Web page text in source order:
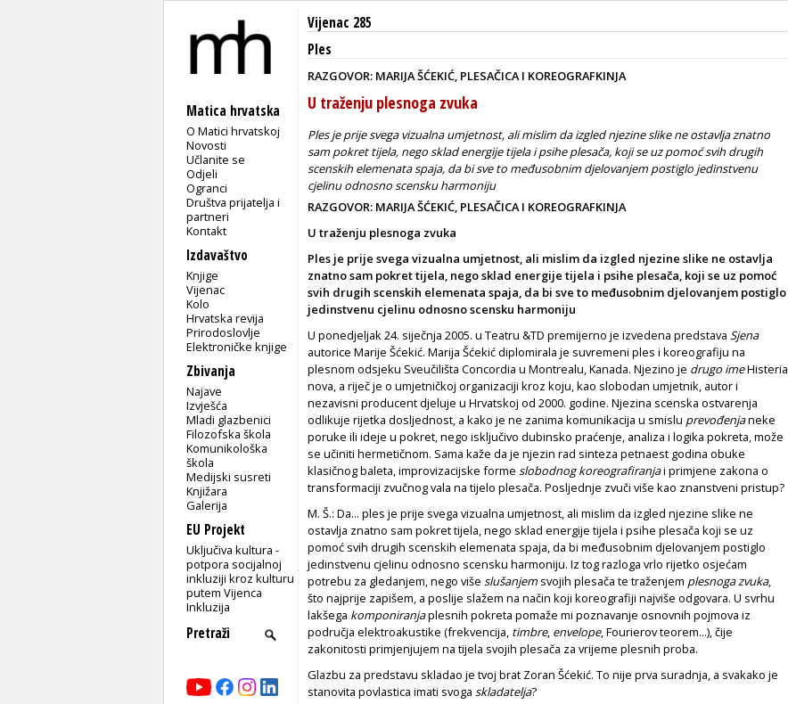
Matica hrvatska
O Matici hrvatskoj
Novosti
Učlanite se
Odjeli
Ogranci
Društva prijatelja i
partneri
Kontakt
Izdavaštvo
Knjige
Vijenac
Kolo
Hrvatska revija
Prirodoslovlje
Elektroničke knjige
Zbivanja
Najave
Izvješća
Mladi glazbenici
Filozofska škola
Komunikološka
škola
Medijski susreti
Knjižara
Galerija
EU Projekt
Uključiva kultura -
potpora socijalnoj
inkluziji kroz kulturu
putem Vijenca
Inkluzija
Vijenac 285
Ples
RAZGOVOR: MARIJA ŠĆEKIĆ, PLESAČICA I KOREOGRAFKINJA
U traženju plesnoga zvuka
Ples je prije svega vizualna umjetnost, ali mislim da izgled njezine slike ne ostavlja znatno
sam pokret tijela, nego sklad energije tijela i psihe plesača, koji se uz pomoć svih drugih
scenskih elemenata spaja, da bi sve to međusobnim djelovanjem postiglo jedinstvenu
cjelinu odnosno scensku harmoniju
RAZGOVOR: MARIJA ŠĆEKIĆ, PLESAČICA I KOREOGRAFKINJA
U traženju plesnoga zvuka
Ples je prije svega vizualna umjetnost, ali mislim da izgled njezine slike ne ostavlja
znatno sam pokret tijela, nego sklad energije tijela i psihe plesača, koji se uz pomoć
svih drugih scenskih elemenata spaja, da bi sve to međusobnim djelovanjem postiglo
jedinstvenu cjelinu odnosno scensku harmoniju
U ponedjeljak 24. siječnja 2005. u Teatru &TD premijerno je izvedena predstava Sjena
autorice Marije Šćekić. Marija Šćekić diplomirala je suvremeni ples i koreografiju na
plesnom odsjeku Sveučilišta Concordia u Montrealu, Kanada. Njezino je drugo imeHisteria
nova, a riječ je o umjetničkoj organizaciji kroz koju, kao slobodan umjetnik, autor i
nezavisni producent djeluje u Hrvatskoj od 2000. godine. Njezina scenska ostvarenja
odlikuje rijetka dosljednost, a kako je ne zanima komunikacija u smislu prevođenjaneke
poruke ili ideje u pokret, nego isključivo dubinsko praćenje, analiza i logika pokreta, može
se učiniti hermetičnom. Sama kaže da je njezin rad sinteza petnaest godina obuke
klasičnog baleta, improvizacijske forme slobodnog koreografiranjai primjene zakona o
transformaciji zvučnog vala na tijelo plesača. Posljednje zvuči više kao znanstveni pristup?
M. Š.: Da... ples je prije svega vizualna umjetnost, ali mislim da izgled njezine slike ne
ostavlja znatno sam pokret tijela, nego sklad energije tijela i psihe plesača koji se uz
pomoć svih drugih scenskih elemenata spaja, da bi međusobnim djelovanjem postiglo
jedinstvenu cjelinu odnosno scensku harmoniju. Iz tog razloga vrlo rijetko osjećam
potrebu za gledanjem, nego više slušanjem svojih plesača te traženjem plesnoga zvuka,
što najprije zapišem, a poslije slažem na način koji koreografiji najviše odgovara. U svrhu
lakšega komponiranjaplesnih pokreta pomaže mi poznavanje osnovnih pojmova iz
područja elektroakustike (frekvencija, timbre, envelope, Fourierov teorem...), čije
zakonitosti primjenjujem na tijela svojih plesača za vrijeme plesnih proba.
Glazbu za predstavu skladao je tvoj brat Zoran Šćekić. To nije prva suradnja, a svakako je
stanovita povlastica imati svoga skladatelja?